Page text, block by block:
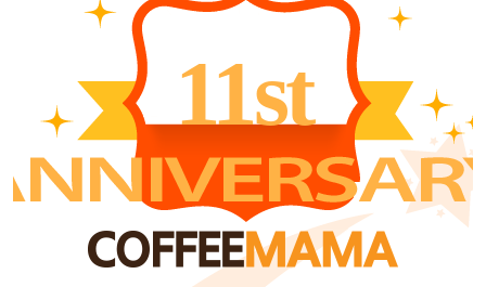
11st